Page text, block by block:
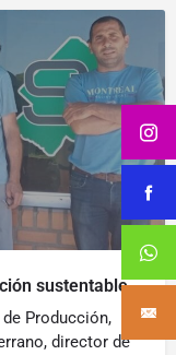
sustentable
Producción,
director de